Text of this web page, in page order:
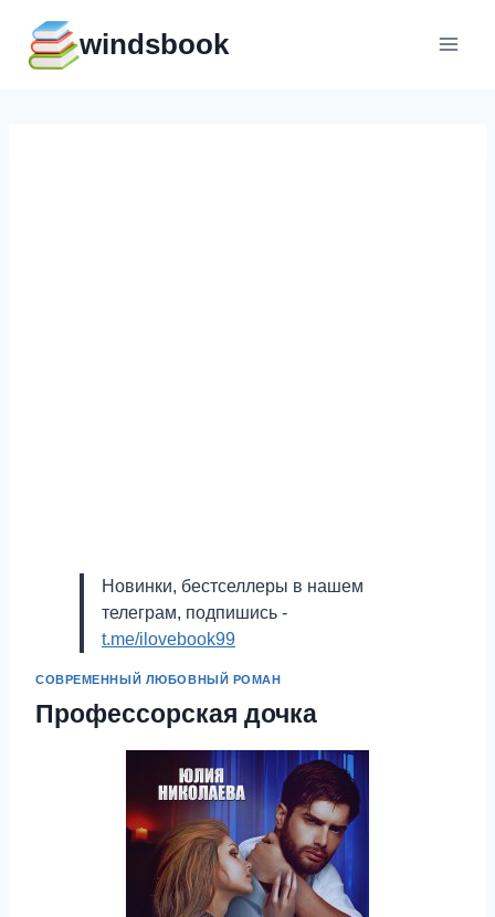
содержимому
windsbook
Новинки, бестселлеры в нашем
телеграм, подпишись -
t.me/ilovebook99
СОВРЕМЕННЫЙ ЛЮБОВНЫЙ РОМАН
Профессорская дочка